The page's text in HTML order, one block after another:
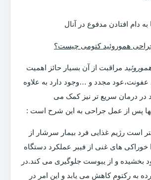
به دام افتادن مدفوع در آنال
هموروئید کتومی چیست؟
مراقبت از آن بسیار حائز اهمیت
عفونت،عود مجدد و …وجود دارد به علاوه
در درمان سریع تر نیز کمک می
پس از عمل جراحی به این شرح است :
است رژیم غذایی فرد بیمار سرشار از
خوراکی های غنی از فیبر عملکرد دستگاه
بخشیده و از یبوست جلوگیری می کند.در
به رکتوم کاهش می یابد و این امر در